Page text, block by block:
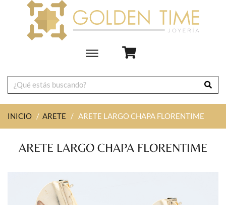
Toggle
navigation
INICIO / ARETE / ARETE LARGO CHAPA FLORENTIME
ARETE LARGO CHAPA FLORENTIME